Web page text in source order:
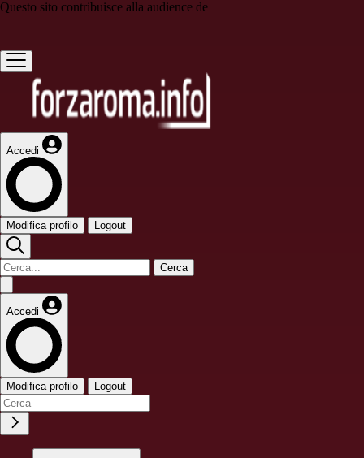
Questo sito contribuisce alla audience de
Accedi
Modifica profilo Logout
Cerca
Accedi
Modifica profilo Logout